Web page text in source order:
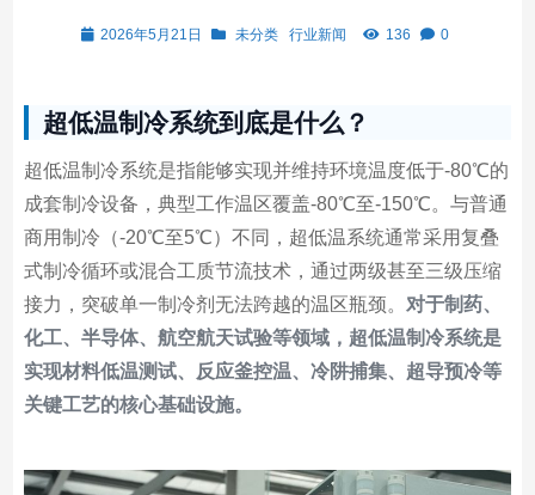
2026年5月21日 未分类 行业新闻 136 0
超低温制冷系统到底是什么？
超低温制冷系统是指能够实现并维持环境温度低于-80℃的
成套制冷设备，典型工作温区覆盖-80℃至-150℃。与普通
商用制冷（-20℃至5℃）不同，超低温系统通常采用复叠
式制冷循环或混合工质节流技术，通过两级甚至三级压缩
接力，突破单一制冷剂无法跨越的温区瓶颈。 对于制药、
化工、半导体、航空航天试验等领域，超低温制冷系统是
实现材料低温测试、反应釜控温、冷阱捕集、超导预冷等
关键工艺的核心基础设施。